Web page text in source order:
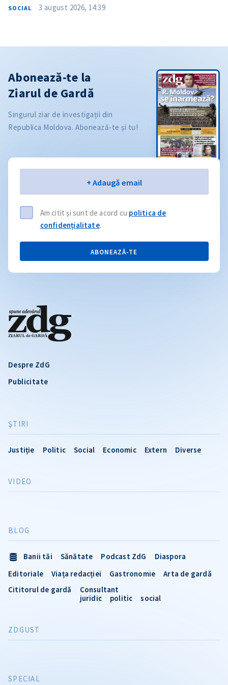
SOCIAL 3 august 2026, 14:39
Despre ZdG
Publicitate
ŞTIRI
Justiție Politic Social Economic Extern Diverse
VIDEO
SPECIAL
BLOG
Banii tăi Sănătate Podcast ZdG
Diaspora
Editoriale
Viața redacției Gastronomie
Arta de gardă
Cititorul de gardă
Consultant
juridic
politic social
ZDGUST
Abonează-te la
Ziarul de Gardă
Singurul ziar de investigații din
Republica Moldova. Abonează-te și tu!
+ Adaugă email
Am citit și sunt de acord cu politica de
confidențialitate.
ABONEAZĂ-TE